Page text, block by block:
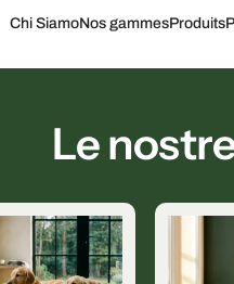
Chi SiamoNos gammesProduits
Le